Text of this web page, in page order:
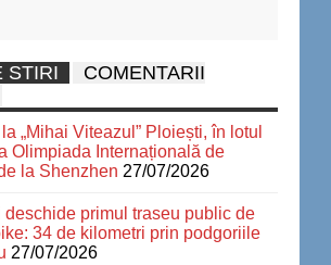
STIRI
COMENTARII
„Mihai Viteazul” Ploiești, în lotul
Olimpiada Internațională de
la Shenzhen 27/07/2026
deschide primul traseu public de
34 de kilometri prin podgoriile
27/07/2026